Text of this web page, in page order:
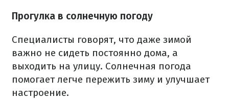
Прогулка в солнечную погоду
Специалисты говорят, что даже зимой
важно не сидеть постоянно дома, а
выходить на улицу. Солнечная погода
помогает легче пережить зиму и улучшает
настроение.